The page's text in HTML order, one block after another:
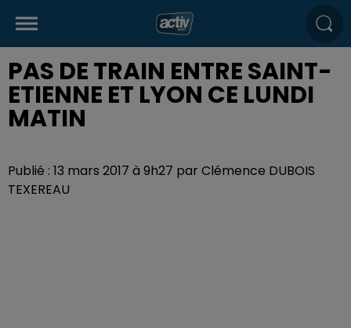
PAS DE TRAIN ENTRE SAINT-
ETIENNE ET LYON CE LUNDI
MATIN
Publié : 13 mars 2017 à 9h27 par Clémence DUBOIS
TEXEREAU